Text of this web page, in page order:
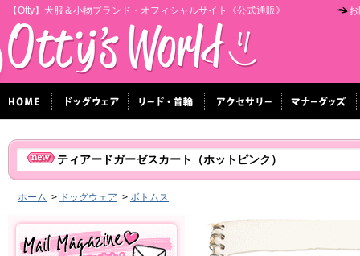
【Otty】犬服＆小物ブランド・オフィシャルサイト《公式通販》
ティアードガーゼスカート（ホットピンク）
ホーム > ドッグウェア > ボトムス